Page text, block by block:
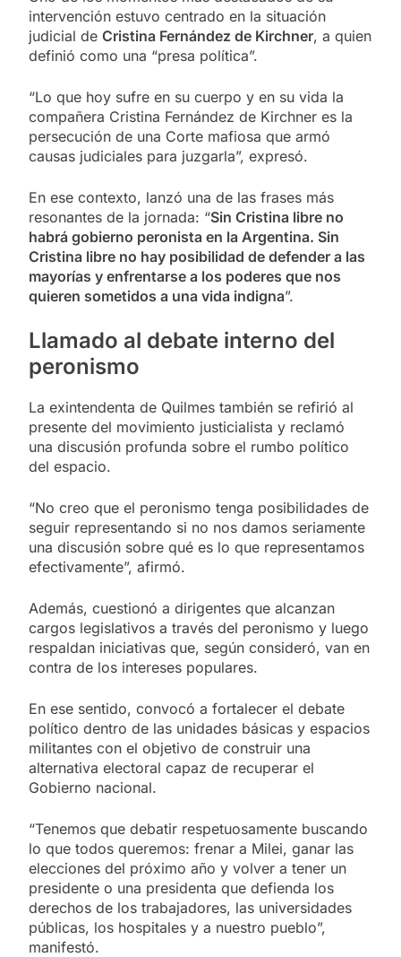
intervención estuvo centrado en la situación
judicial de Cristina Fernández de Kirchner, a quien
definió como una “presa política”.
“Lo que hoy sufre en su cuerpo y en su vida la
compañera Cristina Fernández de Kirchner es la
persecución de una Corte mafiosa que armó
causas judiciales para juzgarla”, expresó.
En ese contexto, lanzó una de las frases más
resonantes de la jornada: “Sin Cristina libre no
habrá gobierno peronista en la Argentina. Sin
Cristina libre no hay posibilidad de defender a las
mayorías y enfrentarse a los poderes que nos
quieren sometidos a una vida indigna”.
Llamado al debate interno del
peronismo
La exintendenta de Quilmes también se refirió al
presente del movimiento justicialista y reclamó
una discusión profunda sobre el rumbo político
del espacio.
“No creo que el peronismo tenga posibilidades de
seguir representando si no nos damos seriamente
una discusión sobre qué es lo que representamos
efectivamente”, afirmó.
Además, cuestionó a dirigentes que alcanzan
cargos legislativos a través del peronismo y luego
respaldan iniciativas que, según consideró, van en
contra de los intereses populares.
En ese sentido, convocó a fortalecer el debate
político dentro de las unidades básicas y espacios
militantes con el objetivo de construir una
alternativa electoral capaz de recuperar el
Gobierno nacional.
“Tenemos que debatir respetuosamente buscando
lo que todos queremos: frenar a Milei, ganar las
elecciones del próximo año y volver a tener un
presidente o una presidenta que defienda los
derechos de los trabajadores, las universidades
públicas, los hospitales y a nuestro pueblo”,
manifestó.